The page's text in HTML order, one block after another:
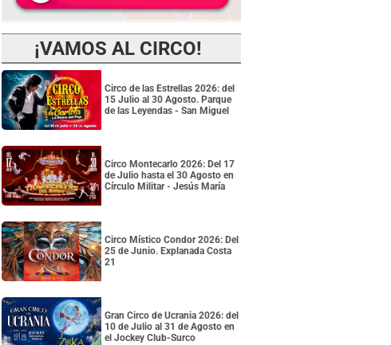
¡VAMOS AL CIRCO!
Circo de las Estrellas 2026: del
15 Julio al 30 Agosto. Parque
de las Leyendas - San Miguel
Circo Montecarlo 2026: Del 17
de Julio hasta el 30 Agosto en
Círculo Militar - Jesús María
Circo Místico Condor 2026: Del
25 de Junio. Explanada Costa
21
Gran Circo de Ucrania 2026: del
10 de Julio al 31 de Agosto en
el Jockey Club-Surco